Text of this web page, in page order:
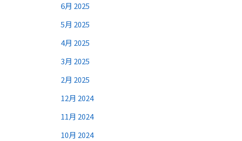
6月 2025
5月 2025
4月 2025
3月 2025
2月 2025
12月 2024
11月 2024
10月 2024